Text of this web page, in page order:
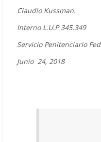
Claudio Kussman.
Interno L.U.P 345.349
Servicio Penitenciario
Junio 24, 2018